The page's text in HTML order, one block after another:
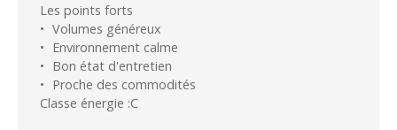
Les points forts
Volumes généreux
Environnement calme
Bon état d'entretien
Proche des commodités
Classe énergie :C